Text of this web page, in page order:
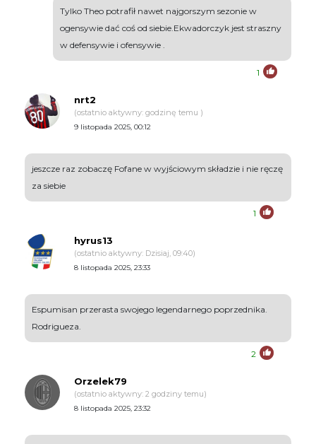
Tylko Theo potrafił nawet najgorszym sezonie w
ogensywie dać coś od siebie.Ekwadorczyk jest straszny
w defensywie i ofensywie .
1
nrt2
(ostatnio aktywny: godzinę temu )
9 listopada 2025, 00:12
jeszcze raz zobaczę Fofane w wyjściowym składzie i nie ręczę
za siebie
1
hyrus13
(ostatnio aktywny: Dzisiaj, 09:40)
8 listopada 2025, 23:33
Espumisan przerasta swojego legendarnego poprzednika.
Rodrigueza.
2
Orzelek79
(ostatnio aktywny: 2 godziny temu)
8 listopada 2025, 23:32